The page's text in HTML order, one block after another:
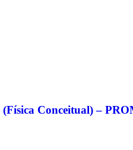
Conceitual) –